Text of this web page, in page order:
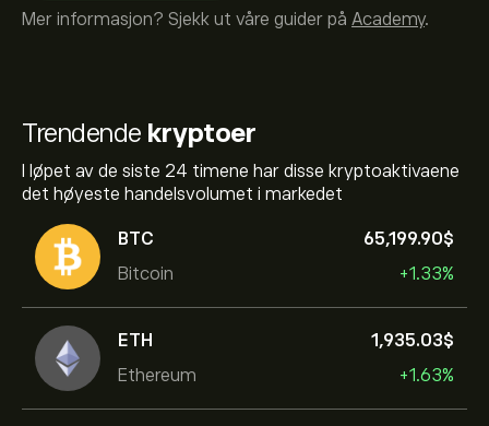
Trendende kryptoer
I løpet av de siste 24 timene har disse kryptoaktivaene
det høyeste handelsvolumet i markedet
BTC
Bitcoin
65,199.90‎$‎
+1.33%
ETH
Ethereum
1,935.03‎$‎
+1.63%
Mer informasjon? Sjekk ut våre guider på Academy.